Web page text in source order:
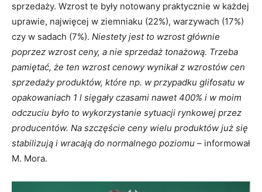
sprzedaży. Wzrost te były notowany praktycznie w każdej
uprawie, najwięcej w ziemniaku (22%), warzywach (17%)
czy w sadach (7%). Niestety jest to wzrost głównie
poprzez wzrost ceny, a nie sprzedaż tonażową. Trzeba
pamiętać, że ten wzrost cenowy wynikał z wzrostów cen
sprzedaży produktów, które np. w przypadku glifosatu w
opakowaniach 1 l sięgały czasami nawet 400% i w moim
odczuciu było to wykorzystanie sytuacji rynkowej przez
producentów. Na szczęście ceny wielu produktów już się
stabilizują i wracają do normalnego poziomu – informował
M. Mora.